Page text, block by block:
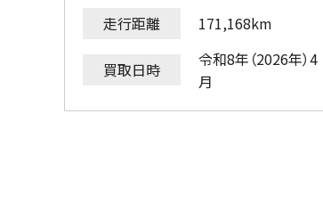
走行距離
171,168km
買取日時
令和8年（2026年）4
月